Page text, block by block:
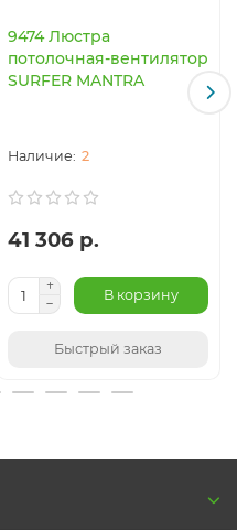
9474 Люстра
потолочная-вентилятор
SURFER MANTRA
2
41 306 р.
В корзину
Быстрый заказ